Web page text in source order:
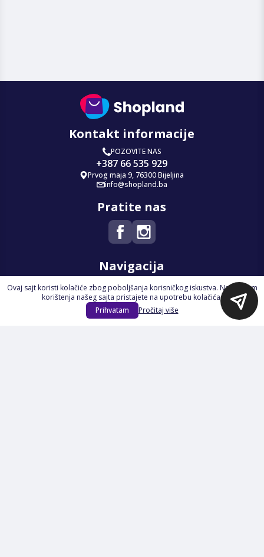
Kontakt informacije
POZOVITE NAS
+387 66 535 929
Prvog maja 9, 76300 Bijeljina
info@shopland.ba
Pratite nas
Navigacija
Početna
Na Akciji
Izdvajamo
Ovaj sajt koristi kolačiće zbog poboljšanja korisničkog iskustva. Nastavkom
korištenja našeg sajta pristajete na upotrebu kolačića.
Prihvatam
Pročitaj više